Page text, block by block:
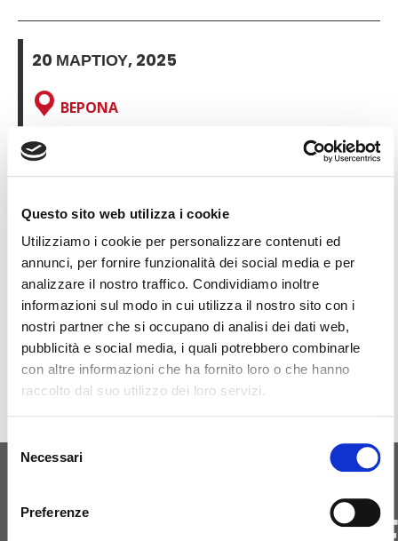
Questo sito web utilizza i cookie
Utilizziamo i cookie per personalizzare contenuti ed
annunci, per fornire funzionalità dei social media e per
analizzare il nostro traffico. Condividiamo inoltre
informazioni sul modo in cui utilizza il nostro sito con i
nostri partner che si occupano di analisi dei dati web,
pubblicità e social media, i quali potrebbero combinarle
con altre informazioni che ha fornito loro o che hanno
raccolto dal suo utilizzo dei loro servizi.
Selezione
delNecessari
Preferenze
20 ΜΑΡΤΊΟΥ, 2025
ΒΕΡΌΝΑ
Βερόνα, 20 Μαρτίου 2025.
Χώρος Εκδήλωσης